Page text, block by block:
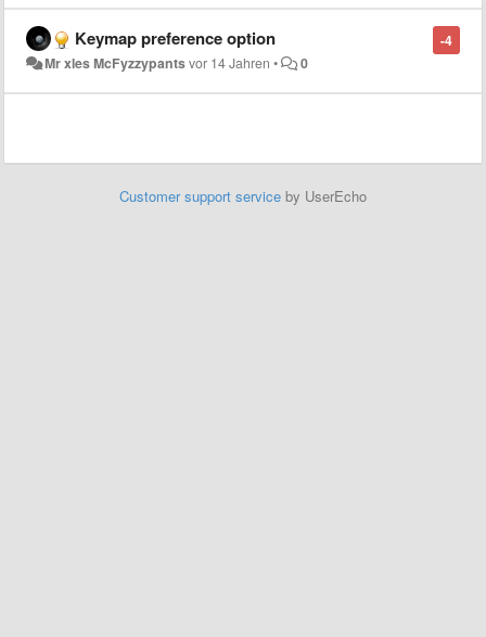
-4
Keymap preference option
Mr xles McFyzzypantsvor 14 Jahren • 0
Customer support service by UserEcho